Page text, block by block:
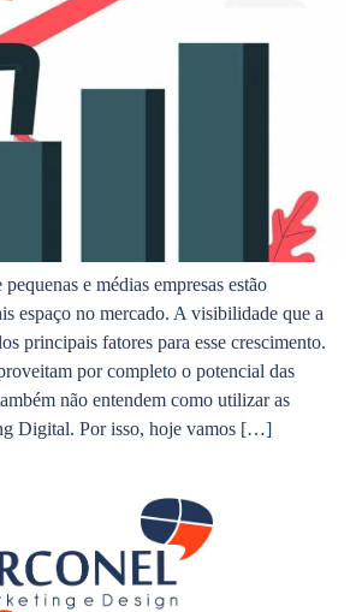
e médias empresas estão
espaço no mercado. A visibilidade que a
principais fatores para esse crescimento.
por completo o potencial das
não entendem como utilizar as
Digital. Por isso, hoje vamos […]